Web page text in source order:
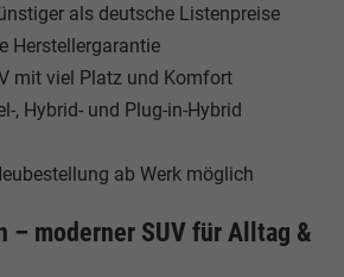
als deutsche Listenpreise
Herstellergarantie
mit viel Platz und Komfort
, Hybrid- und Plug-in-Hybrid
ab Werk möglich
– moderner SUV für Alltag &